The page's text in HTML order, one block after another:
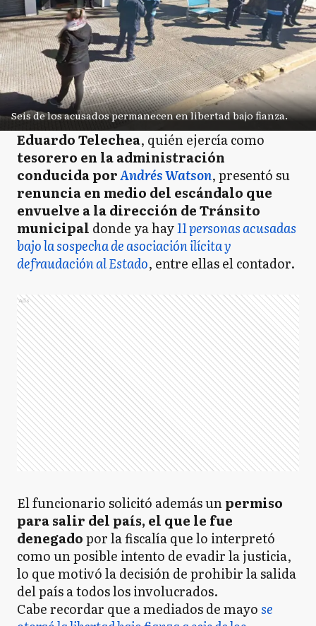
Seis de los acusados permanecen en libertad bajo fianza.
Eduardo Telechea, quién ejercía como
tesorero en la administración
conducida porAndrés Watson, presentó su
renuncia en medio del escándalo que
envuelve a la dirección de Tránsito
municipal donde ya hay11 personas acusadas
bajo la sospecha de asociación ilícita y
defraudación al Estado, entre ellas el contador.
Ads
El funcionario solicitó además unpermiso
para salir del país, el que le fue
denegadopor la fiscalía que lo interpretó
como un posible intento de evadir la justicia,
lo que motivó la decisión de prohibir la salida
del país a todos los involucrados.
Cabe recordar que a mediados de mayose